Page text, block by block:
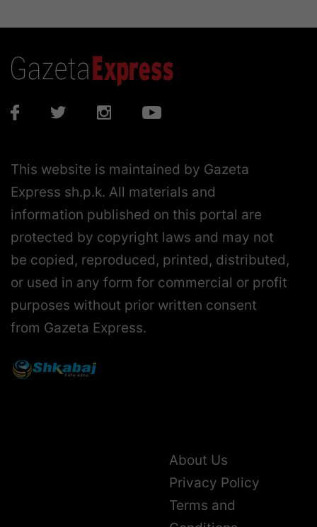
This website is maintained by Gazeta
Express sh.p.k. All materials and
information published on this portal are
protected by copyright laws and may not
be copied, reproduced, printed, distributed,
or used in any form for commercial or profit
purposes without prior written consent
from Gazeta Express.
About Us
Privacy Policy
Terms and